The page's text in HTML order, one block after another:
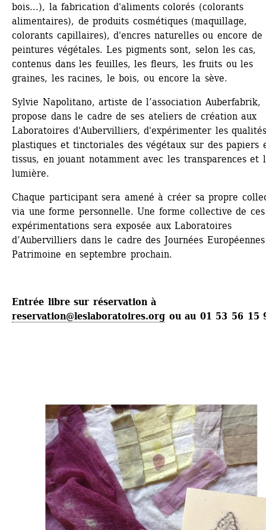
bois...), la fabrication d'aliments colorés (colorants
alimentaires), de produits cosmétiques (maquillage,
colorants capillaires), d'encres naturelles ou encore de
peintures végétales. Les pigments sont, selon les cas,
contenus dans les feuilles, les fleurs, les fruits ou les
graines, les racines, le bois, ou encore la sève.
Sylvie Napolitano, artiste de l’association Auberfabrik,
propose dans le cadre de ses ateliers de création aux
Laboratoires d'Aubervilliers, d'expérimenter les
plastiques et tinctoriales des végétaux sur des papiers
tissus, en jouant notamment avec les transparences et
lumière.
Chaque participant sera amené à créer sa propre
via une forme personnelle. Une forme collective de ces
expérimentations sera exposée aux Laboratoires
d’Aubervilliers dans le cadre des Journées
Patrimoine en septembre prochain.
Entrée libre sur réservation à
reservation@leslaboratoires.org ou au 01 53 56 15